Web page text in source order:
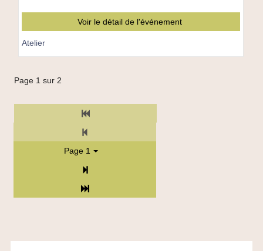
Voir le détail de l'événement
Atelier
Page 1 sur 2
TPL_C3RB_RGAA_PREM_PAGE
Page 1
Suivant
Fin